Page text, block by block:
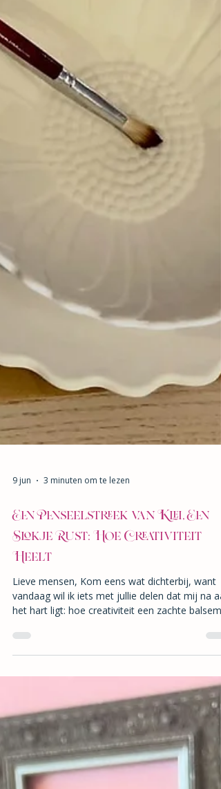
9 jun 3 minuten om te lezen
Een Penseelstreek van Klei, Een
Heelt
Lieve mensen, Kom eens wat dichterbij, want
vandaag wil ik iets met jullie delen dat mij na
kan zijn voor de geest. Hier bij Kiln & Kettle,
keramiek schilderen samenkomt met de
van een gezellig café, zien we die magie iedere
dag gebeuren. Daarom delen we graag vijf
redenen waarom creativiteit zo goed is voor je
mentale welzijn, en waarom keramiek
in een knus café zoals het onze pure
voor